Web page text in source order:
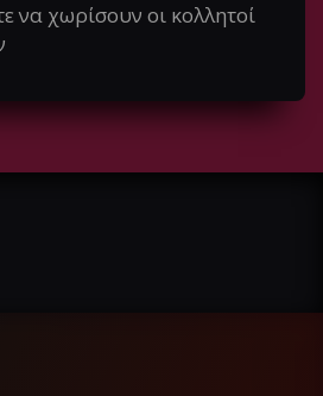
να χωρίσουν οι κολλητοί